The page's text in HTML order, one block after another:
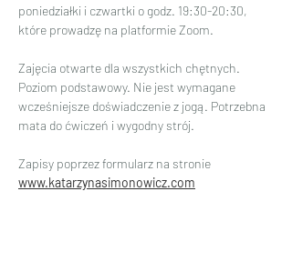
poniedziałki i czwartki o godz. 19:30-20:30,
które prowadzę na platformie Zoom.
Zajęcia otwarte dla wszystkich chętnych.
Poziom podstawowy. Nie jest wymagane
wcześniejsze doświadczenie z jogą. Potrzebna
mata do ćwiczeń i wygodny strój.
Zapisy poprzez formularz na stronie
www.katarzynasimonowicz.com